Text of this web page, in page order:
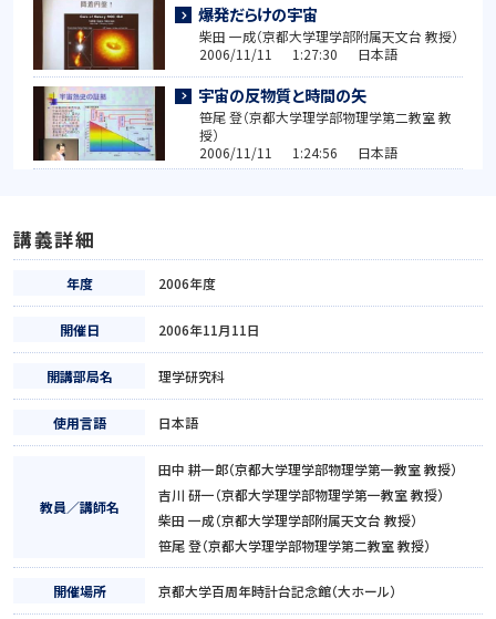
爆発だらけの宇宙
柴田 一成（京都大学理学部附属天文台 教授）
2006/11/11 1:27:30 日本語
宇宙の反物質と時間の矢
笹尾 登（京都大学理学部物理学第二教室 教
授）
2006/11/11 1:24:56 日本語
講義詳細
年度 2006年度
開催日 2006年11月11日
開講部局名 理学研究科
使用言語 日本語
教員／講師名
田中 耕一郎（京都大学理学部物理学第一教室 教授）
吉川 研一（京都大学理学部物理学第一教室 教授）
柴田 一成（京都大学理学部附属天文台 教授）
笹尾 登（京都大学理学部物理学第二教室 教授）
開催場所 京都大学百周年時計台記念館（大ホール）